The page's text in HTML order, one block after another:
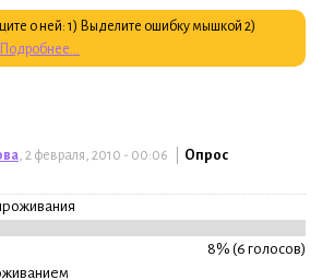
о ней: 1) Выделите ошибку мышкой 2)
Подробнее...
, 2 февраля, 2010 - 00:06 | Опрос
8% (6 голосов)